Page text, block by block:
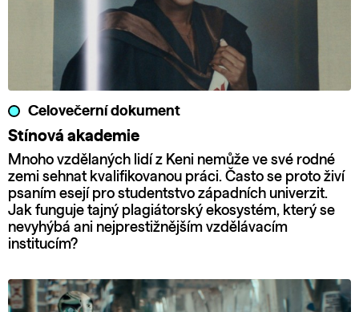
Celovečerní dokument
Stínová akademie
Mnoho vzdělaných lidí z Keni nemůže ve své rodné
zemi sehnat kvalifikovanou práci. Často se proto živí
psaním esejí pro studentstvo západních univerzit.
Jak funguje tajný plagiátorský ekosystém, který se
nevyhýbá ani nejprestižnějším vzdělávacím
institucím?